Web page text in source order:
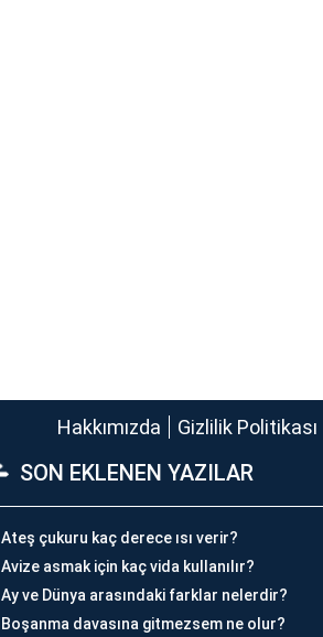
Hakkımızda Gizlilik Politikası
SON EKLENEN YAZILAR
Ateş çukuru kaç derece ısı verir?
Avize asmak için kaç vida kullanılır?
Ay ve Dünya arasındaki farklar nelerdir?
Boşanma davasına gitmezsem ne olur?